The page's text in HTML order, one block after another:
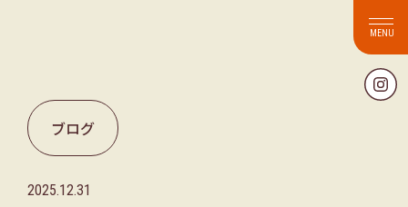
ブログ
2025.12.31